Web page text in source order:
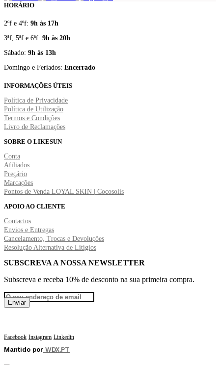
HORÁRIO
2ºf e 4ºf: 9h às 17h
3ªf, 5ªf e 6ªf: 9h às 20h
Sábado: 9h às 13h
Domingo e Feriados: Encerrado
INFORMAÇÕES ÚTEIS
Política de Privacidade
Política de Utilização
Termos e Condições
Livro de Reclamações
SOBRE O LIKESUN
Conta
Afiliados
Preçário
Marcações
Pontos de Venda LOYAL SKIN | Cocosolis
APOIO AO CLIENTE
Contactos
Envios e Entregas
Cancelamento, Trocas e Devoluções
Resolução Alternativa de Litígios
SUBSCREVA A NOSSA NEWSLETTER
Subscreva e receba 10% de desconto na sua primeira compra.
Facebook Instagram Linkedin
Mantido por WDX.PT